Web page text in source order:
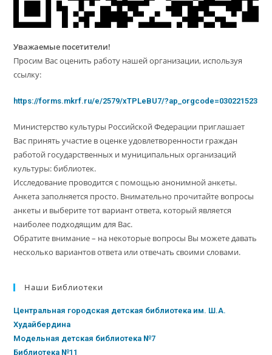
Уважаемые посетители!
Просим Вас оценить работу нашей организации, используя
ссылку:
https://forms.mkrf.ru/e/2579/xTPLeBU7/?ap_orgcode=030221523
Министерство культуры Российской Федерации приглашает
Вас принять участие в оценке удовлетворенности граждан
работой государственных и муниципальных организаций
культуры: библиотек.
Исследование проводится с помощью анонимной анкеты.
Анкета заполняется просто. Внимательно прочитайте вопросы
анкеты и выберите тот вариант ответа, который является
наиболее подходящим для Вас.
Обратите внимание – на некоторые вопросы Вы можете давать
несколько вариантов ответа или отвечать своими словами.
Наши Библиотеки
Центральная городская детская библиотека им. Ш.А.
Худайбердина
Модельная детская библиотека №7
Библиотека №11